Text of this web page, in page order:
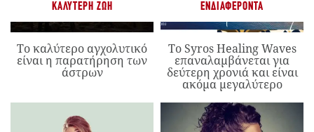
ΚΑΛΎΤΕΡΗ ΖΩΉ
Το καλύτερο αγχολυτικό
είναι η παρατήρηση των
άστρων
ΕΝΔΙΑΦΈΡΟΝΤΑ
Το Syros Healing Waves
επαναλαμβάνεται για
δεύτερη χρονιά και είναι
ακόμα μεγαλύτερο